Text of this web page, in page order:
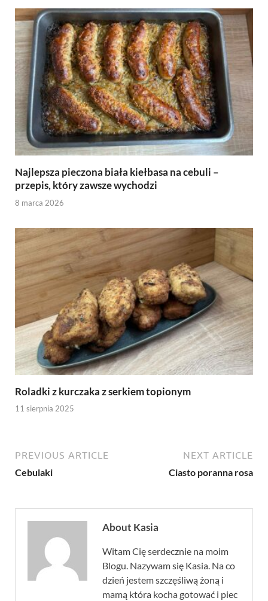
Najlepsza pieczona biała kiełbasa na cebuli –
przepis, który zawsze wychodzi
8 marca 2026
Roladki z kurczaka z serkiem topionym
11 sierpnia 2025
PREVIOUS ARTICLE
Cebulaki
NEXT ARTICLE
Ciasto poranna rosa
About Kasia
Witam Cię serdecznie na moim
Blogu. Nazywam się Kasia. Na co
dzień jestem szczęśliwą żoną i
mamą która kocha gotować i piec